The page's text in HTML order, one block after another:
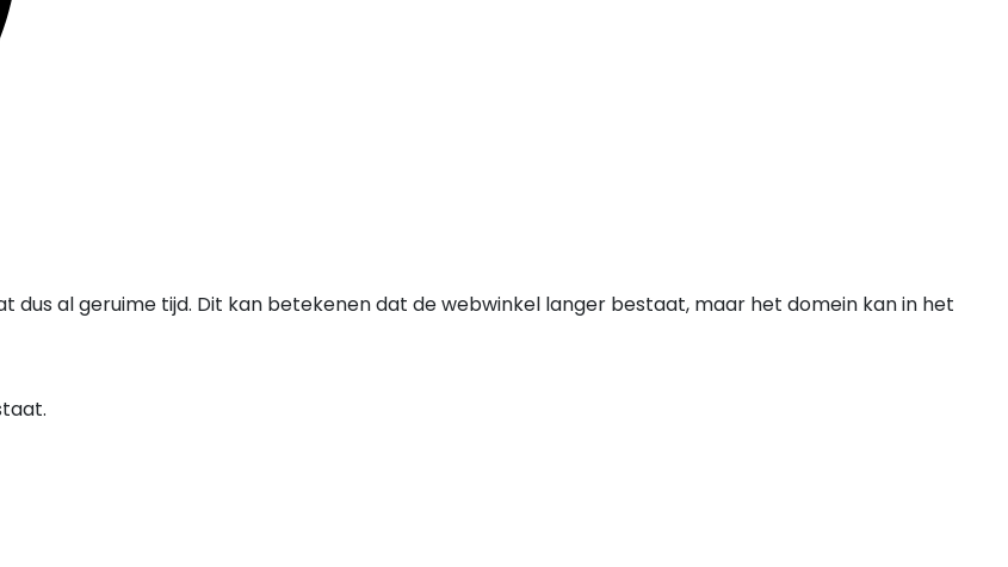
dus al geruime tijd. Dit kan betekenen dat de webwinkel langer bestaat, maar het domein kan in het